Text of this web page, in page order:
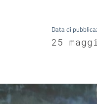
Data di
25